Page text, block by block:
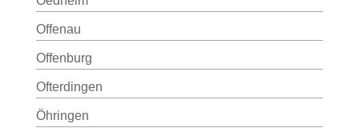
Offenau
Offenburg
Ofterdingen
Öhringen